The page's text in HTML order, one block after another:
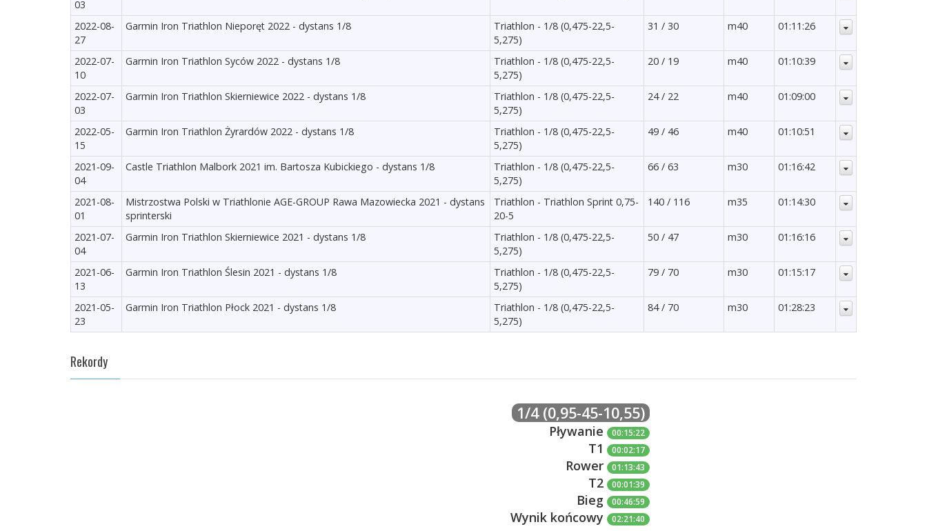
03
2022-08-
27
Garmin Iron Triathlon Nieporęt 2022 - dystans 1/8
Triathlon - 1/8 (0,475-22,5-
5,275)
31 / 30 m40 01:11:26
2022-07-
10
Garmin Iron Triathlon Syców 2022 - dystans 1/8
Triathlon - 1/8 (0,475-22,5-
5,275)
20 / 19 m40 01:10:39
2022-07-
03
Garmin Iron Triathlon Skierniewice 2022 - dystans 1/8
Triathlon - 1/8 (0,475-22,5-
5,275)
24 / 22 m40 01:09:00
2022-05-
15
Garmin Iron Triathlon Żyrardów 2022 - dystans 1/8
Triathlon - 1/8 (0,475-22,5-
5,275)
49 / 46 m40 01:10:51
2021-09-
04
Castle Triathlon Malbork 2021 im. Bartosza Kubickiego - dystans 1/8
Triathlon - 1/8 (0,475-22,5-
5,275)
66 / 63 m30 01:16:42
2021-08-
01
Mistrzostwa Polski w Triathlonie AGE-GROUP Rawa Mazowiecka 2021 - dystans
sprinterski
Triathlon - Triathlon Sprint 0,75-
20-5
140 / 116 m35 01:14:30
2021-07-
04
Garmin Iron Triathlon Skierniewice 2021 - dystans 1/8
Triathlon - 1/8 (0,475-22,5-
5,275)
50 / 47 m30 01:16:16
2021-06-
13
Garmin Iron Triathlon Ślesin 2021 - dystans 1/8
Triathlon - 1/8 (0,475-22,5-
5,275)
79 / 70 m30 01:15:17
2021-05-
23
Garmin Iron Triathlon Płock 2021 - dystans 1/8
Triathlon - 1/8 (0,475-22,5-
5,275)
84 / 70 m30 01:28:23
Rekordy
1/4 (0,95-45-10,55)
Pływanie 00:15:22
T1 00:02:17
Rower 01:13:43
T2 00:01:39
Bieg 00:46:59
Wynik końcowy 02:21:40